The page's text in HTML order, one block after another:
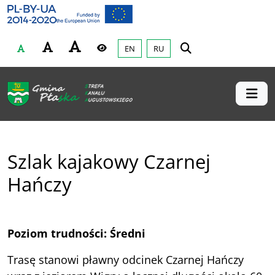
Gmina Płaska
Przejdź do głównej treśći
Czcionka Wysoki kontrast
EN RU
Szlak kajakowy Czarnej
Hańczy
Poziom trudności: Średni
Trasę stanowi pławny odcinek Czarnej Hańczy